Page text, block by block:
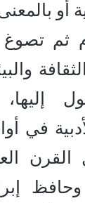
ثم
في
القرن